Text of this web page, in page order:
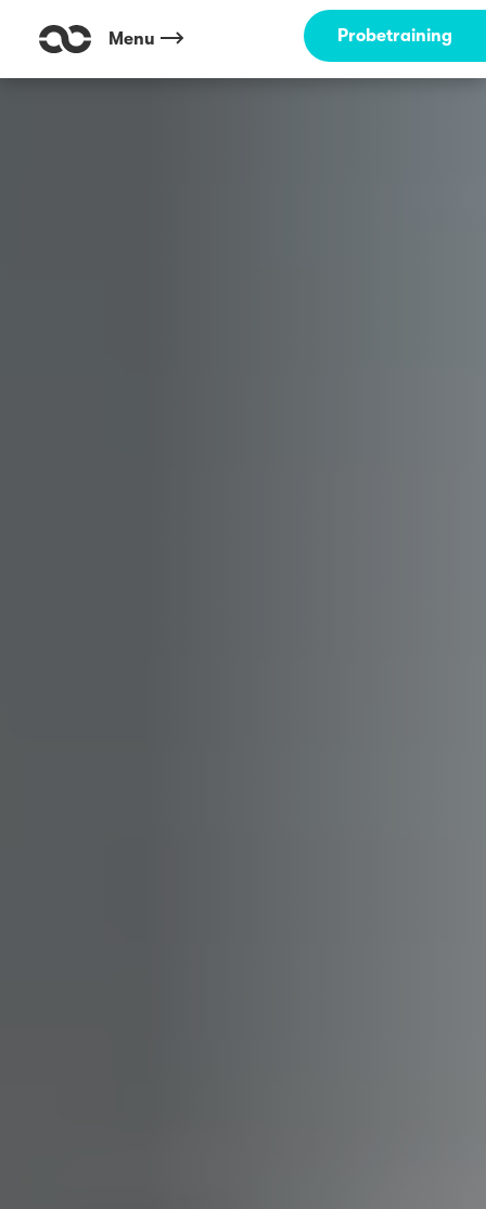
Menu Probetraining
Outdoor Fitness direkt um die Ecke: Stadtpark Gütersloh ☀️